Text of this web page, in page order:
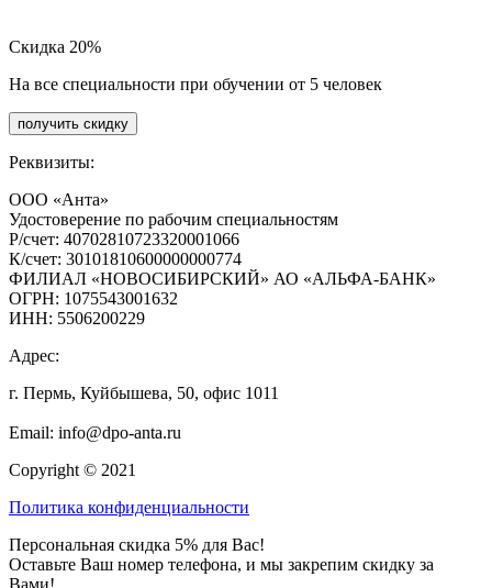
Скидка 20%
На все специальности при обучении от 5 человек
получить скидку
Реквизиты:
ООО «Анта»
Удостоверение по рабочим специальностям
Р/счет: 40702810723320001066
К/счет: 30101810600000000774
ФИЛИАЛ «НОВОСИБИРСКИЙ» АО «АЛЬФА-БАНК»
ОГРН: 1075543001632
ИНН: 5506200229
Адрес:
г. Пермь, Куйбышева, 50, офис 1011
Email: info@dpo-anta.ru
Copyright © 2021
Политика конфиденциальности
Персональная скидка 5% для Вас!
Оставьте Ваш номер телефона, и мы закрепим скидку за
Вами!